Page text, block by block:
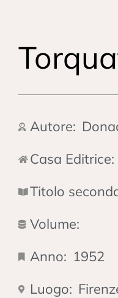
Autore:
Casa Editrice:
Titolo
Volume:
Anno: 1952
Luogo: